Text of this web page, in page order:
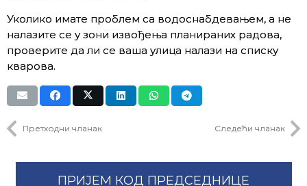
Уколико имате проблем са водоснабдевањем, а не
налазите се у зони извођења планираних радова,
проверите да ли се ваша улица налази на списку
кварова.
Претходни чланак Следећи чланак
ПРИЈЕМ КОД ПРЕДСЕДНИЦЕ